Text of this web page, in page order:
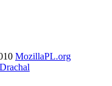
MozillaPL.org